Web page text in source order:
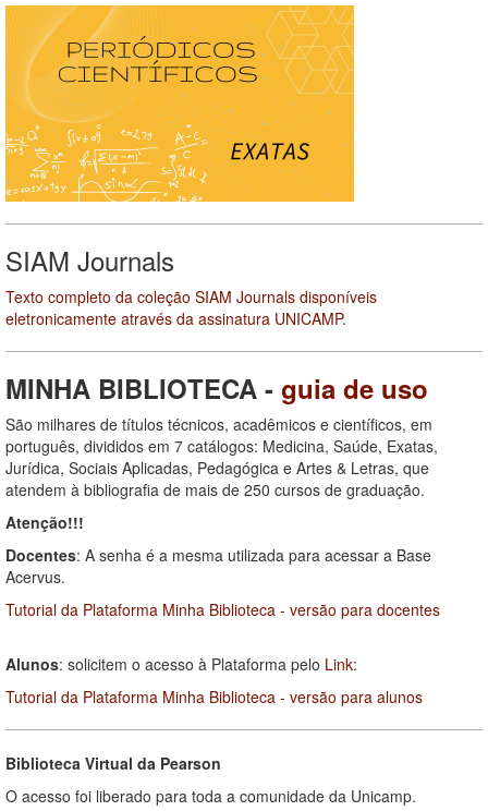
SIAM Journals
Texto completo da coleção SIAM Journals disponíveis
eletronicamente através da assinatura UNICAMP.
MINHA BIBLIOTECA - guia de uso
São milhares de títulos técnicos, acadêmicos e científicos, em
português, divididos em 7 catálogos: Medicina, Saúde, Exatas,
Jurídica, Sociais Aplicadas, Pedagógica e Artes & Letras, que
atendem à bibliografia de mais de 250 cursos de graduação.
Atenção!!!
Docentes: A senha é a mesma utilizada para acessar a Base
Acervus.
Tutorial da Plataforma Minha Biblioteca - versão para docentes
Alunos: solicitem o acesso à Plataforma pelo Link:
Tutorial da Plataforma Minha Biblioteca - versão para alunos
Biblioteca Virtual da Pearson
O acesso foi liberado para toda a comunidade da Unicamp.